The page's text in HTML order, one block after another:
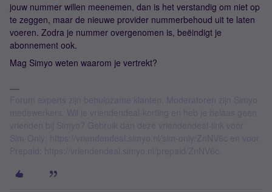
jouw nummer willen meenemen, dan is het verstandig om niet op
te zeggen, maar de nieuwe provider nummerbehoud uit te laten
voeren. Zodra je nummer overgenomen is, beëindigt je
abonnement ook.
Mag Simyo weten waarom je vertrekt?